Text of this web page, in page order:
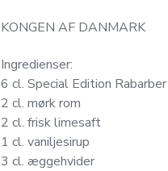
KONGEN AF DANMARK
Ingredienser:
6 cl. Special Edition
2 cl. mørk rom
2 cl. frisk limesaft
1 cl. vaniljesirup
3 cl. æggehvider